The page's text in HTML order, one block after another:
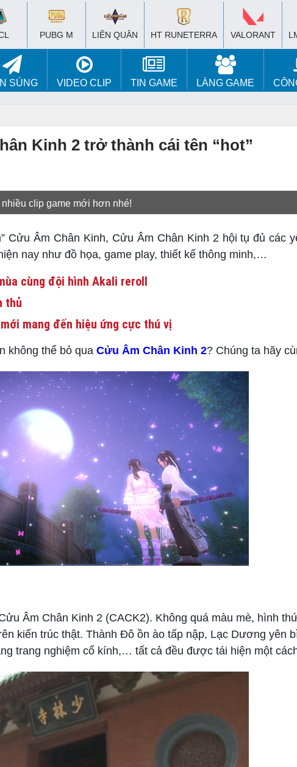
PUBG M LIÊN QUÂN HT RUNETERRA VALORANT
SÚNG VIDEO CLIP TIN GAME LÀNG GAME
Kinh 2 trở thành cái tên “hot”
clip game mới hơn nhé!
Cửu Âm Chân Kinh, Cửu Âm Chân Kinh 2 hội tụ đủ các
nay như đồ họa, game play, thiết kế thông minh,…
cùng đội hình Akali reroll
thủ
mang đến hiệu ứng cực thú vị
không thể bỏ qua Cửu Âm Chân Kinh 2? Chúng ta hãy
Âm Chân Kinh 2 (CACK2). Không quá màu mè, hình
kiến trúc thật. Thành Đô ồn ào tấp nập, Lạc Dương yên
trang nghiệm cổ kính,… tất cả đều được tái hiện một